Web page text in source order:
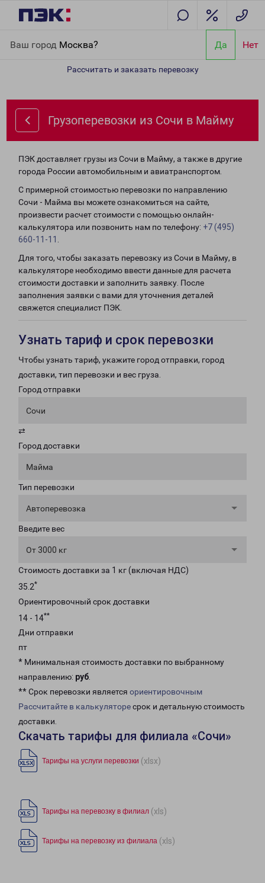
Ваш город Москва? Да Нет
Рассчитать и заказать перевозку
Грузоперевозки из Сочи в Майму
ПЭК доставляет грузы из Сочи в Майму, а также в другие
города России автомобильным и авиатранспортом.
С примерной стоимостью перевозки по направлению
Сочи - Майма вы можете ознакомиться на сайте,
произвести расчет стоимости с помощью онлайн-
калькулятора или позвонить нам по телефону: +7 (495)
660-11-11
Для того, чтобы заказать перевозку из Сочи в Майму, в
калькуляторе необходимо ввести данные для расчета
стоимости доставки и заполнить заявку. После
заполнения заявки с вами для уточнения деталей
свяжется специалист ПЭК.
Узнать тариф и срок перевозки
Чтобы узнать тариф, укажите город отправки, город
доставки, тип перевозки и вес груза.
Город отправки
Сочи
⇄
Город доставки
Майма
Тип перевозки
Автоперевозка
Введите вес
От 3000 кг
Стоимость доставки за 1 кг (включая НДС)
35.2*
Ориентировочный срок доставки
14 - 14**
Дни отправки
пт
* Минимальная стоимость доставки по выбранному
направлению: руб.
** Срок перевозки является ориентировочным
Рассчитайте в калькуляторесрок и детальную стоимость
доставки.
Скачать тарифы для филиала «Сочи»
Тарифы на услуги перевозки (xlsx)
Тарифы на перевозку в филиал (xls)
Тарифы на перевозку из филиала (xls)